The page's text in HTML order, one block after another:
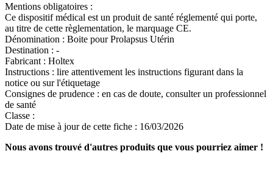
Mentions obligatoires :
Ce dispositif médical est un produit de santé réglementé qui porte,
au titre de cette règlementation, le marquage CE.
Dénomination : Boite pour Prolapsus Utérin
Destination : -
Fabricant : Holtex
Instructions : lire attentivement les instructions figurant dans la
notice ou sur l'étiquetage
Consignes de prudence : en cas de doute, consulter un professionnel
de santé
Classe :
Date de mise à jour de cette fiche : 16/03/2026
Nous avons trouvé d'autres produits que vous pourriez aimer !